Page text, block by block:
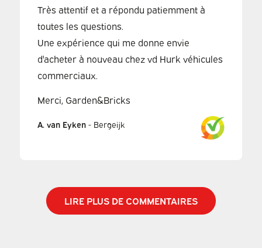
Très attentif et a répondu patiemment à
toutes les questions.
Une expérience qui me donne envie
d'acheter à nouveau chez vd Hurk véhicules
commerciaux.
Merci, Garden&Bricks
A. van Eyken- Bergeijk
LIRE PLUS DE COMMENTAIRES